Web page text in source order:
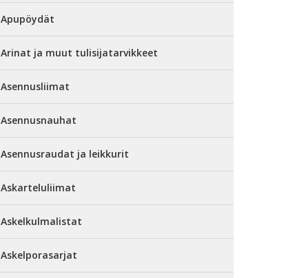
Apupöydät
Arinat ja muut tulisijatarvikkeet
Asennusliimat
Asennusnauhat
Asennusraudat ja leikkurit
Askarteluliimat
Askelkulmalistat
Askelporasarjat